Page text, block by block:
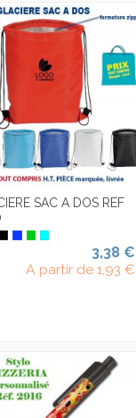
SAC A DOS REF
3,38 €
A partir de 1,93 €